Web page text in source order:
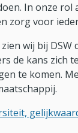
In onze
zorg voor
wij bij DSW
de kans zich
te komen.